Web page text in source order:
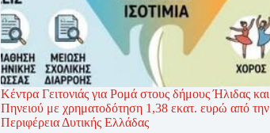
Κέντρα Γειτονιάς για Ρομά στους δήμους Ήλιδας και
Πηνειού με χρηματοδότηση 1,38 εκατ. ευρώ από την
Περιφέρεια Δυτικής Ελλάδας